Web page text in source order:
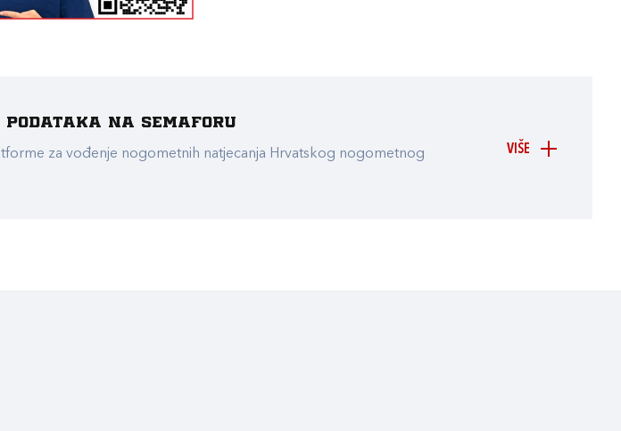
VIŠE
na Semaforu
za vođenje nogometnih natjecanja Hrvatskog nogometnog